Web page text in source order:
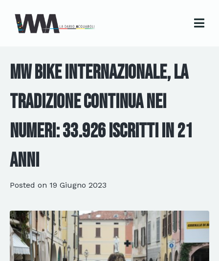
MW Bike Internazionale, la
tradizione continua nei
numeri: 33.926 iscritti in 21
anni
Posted on 19 Giugno 2023